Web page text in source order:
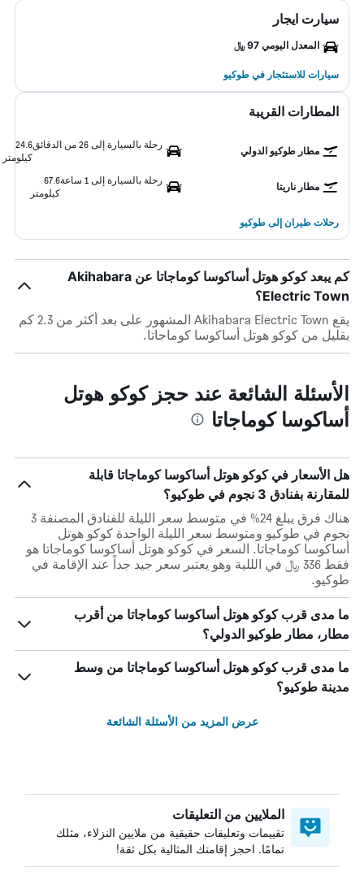
سيارت ايجار
المعدل اليومي 97 ﷼
سيارات للاستئجار في طوكيو
المطارات القريبة
مطار طوكيو الدولي
رحلة بالسيارة إلى 26 من الدقائق
24.6
كيلومتر
مطار ناريتا
رحلة بالسيارة إلى 1 ساعة
67.6
كيلومتر
رحلات طيران إلى طوكيو
كم يبعد كوكو هوتل أساكوسا كوماجاتا عن Akihabara
Electric Town؟
يقع Akihabara Electric Town المشهور على بعد أكثر من 2.3 كم
بقليل من كوكو هوتل أساكوسا كوماجاتا.
الأسئلة الشائعة عند حجز كوكو هوتل
أساكوسا كوماجاتا
هل الأسعار في كوكو هوتل أساكوسا كوماجاتا قابلة
للمقارنة بفنادق 3 نجوم في طوكيو؟
هناك فرق يبلغ 24% في متوسط ​​سعر الليلة للفنادق المصنفة 3
نجوم في طوكيو ومتوسط ​​سعر الليلة الواحدة كوكو هوتل
أساكوسا كوماجاتا. السعر في كوكو هوتل أساكوسا كوماجاتا هو
فقط 336 ﷼ في الللية وهو يعتبر سعر جيد جداً عند الإقامة في
طوكيو.
ما مدى قرب كوكو هوتل أساكوسا كوماجاتا من أقرب
مطار، مطار طوكيو الدولي؟
ما مدى قرب كوكو هوتل أساكوسا كوماجاتا من وسط
مدينة طوكيو؟
عرض المزيد من الأسئلة الشائعة
الملايين من التعليقات
تقييمات وتعليقات حقيقية من ملايين النزلاء، مثلك
تمامًا. احجز إقامتك المثالية بكل ثقة!